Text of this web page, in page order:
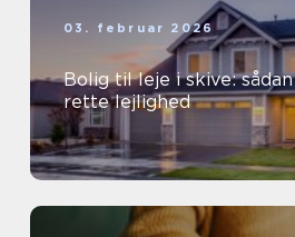
03. februar 2026
Bolig til leje i skive:
rette lejlighed